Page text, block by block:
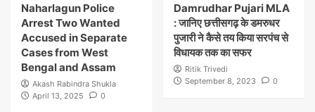
Naharlagun Police
Arrest Two Wanted
Accused in Separate
Cases from West
Bengal and Assam
Akash Rabindra Shukla
April 13, 2025
0
Damrudhar Pujari MLA
: जानिए छत्तीसगढ़ के डमरुधर
पुजारी ने कैसे तय किया सरपंच से
विधायक तक का सफर
Ritik Trivedi
September 8, 2023
0